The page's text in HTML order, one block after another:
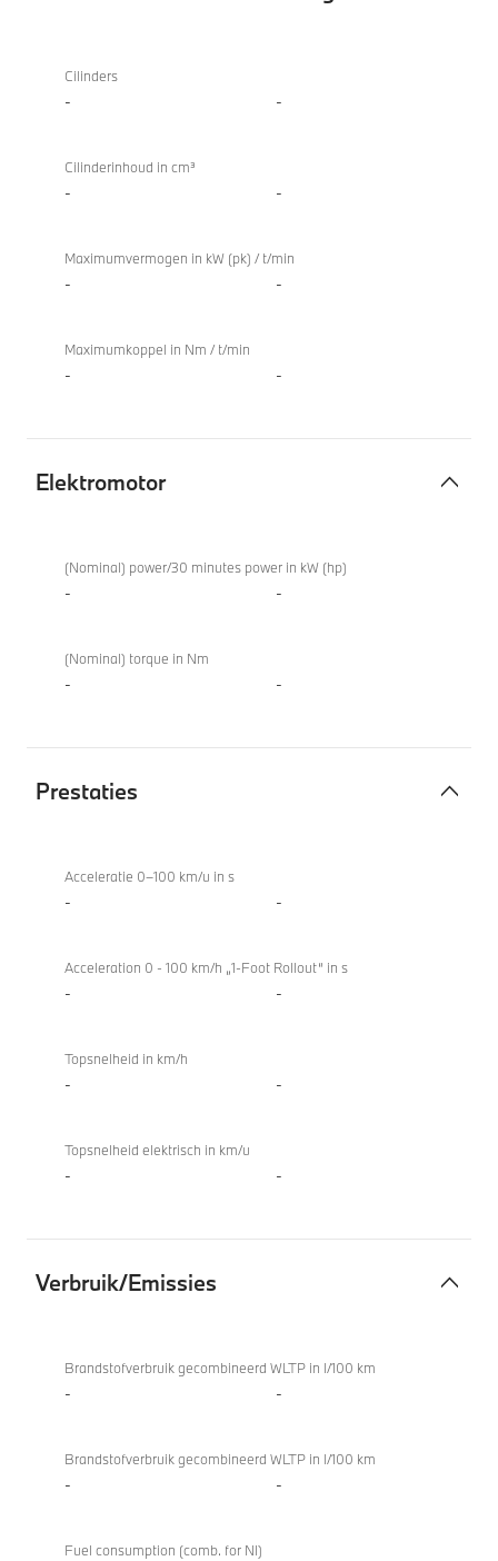
Turbo
Verbrandingsmotor
xDrive
Coupé
Cilinders
- -
Cilinderinhoud in cm³
- -
Maximumvermogen in kW (pk) / t/min
- -
Maximumkoppel in Nm / t/min
- -
Elektromotor
xDrive
Coupé
(Nominal) power/30 minutes power in kW (hp)
- -
(Nominal) torque in Nm
- -
Prestaties
xDrive
Coupé
Acceleratie 0–100 km/u in s
- -
Acceleration 0 - 100 km/h „1-Foot Rollout“ in s
- -
Topsnelheid in km/h
- -
Topsnelheid elektrisch in km/u
- -
Verbruik/Emissies
xDrive
Coupé
Brandstofverbruik gecombineerd WLTP in l/100 km
- -
Brandstofverbruik gecombineerd WLTP in l/100 km
- -
Fuel consumption (comb. for NI)